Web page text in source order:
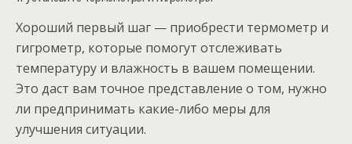
Хороший первый шаг — приобрести термометр и
гигрометр, которые помогут отслеживать
температуру и влажность в вашем помещении.
Это даст вам точное представление о том, нужно
ли предпринимать какие-либо меры для
улучшения ситуации.